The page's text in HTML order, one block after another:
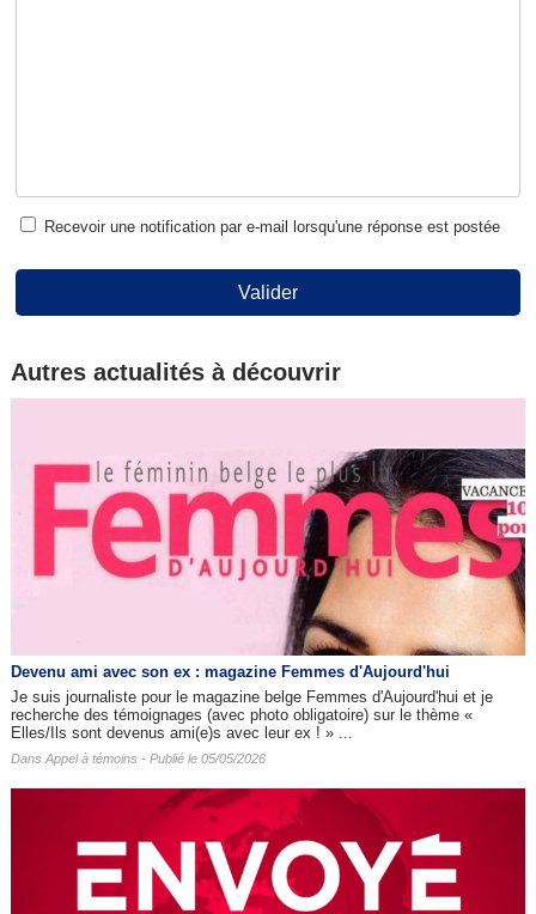
Recevoir une notification par e-mail lorsqu'une réponse est postée
Valider
Autres actualités à découvrir
Devenu ami avec son ex : magazine Femmes d'Aujourd'hui
Je suis journaliste pour le magazine belge Femmes d'Aujourd'hui et je
recherche des témoignages (avec photo obligatoire) sur le thème «
Elles/Ils sont devenus ami(e)s avec leur ex ! » ...
Dans Appel à témoins - Publié le 05/05/2026